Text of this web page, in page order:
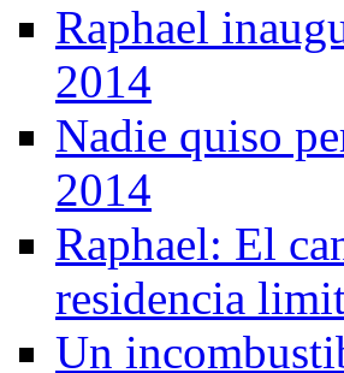
Raphael
2014
Nadie quiso
2014
Raphael: El
residencia
Un